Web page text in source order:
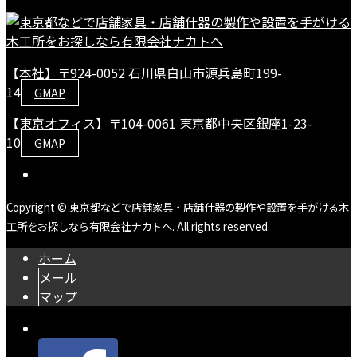
【本社】〒924-0052 石川県白山市源兵島町199-
14
GMAP
【東京オフィス】〒104-0061 東京都中央区銀座1-23-
10
GMAP
Copyright © 東京都などで店舗家具・店舗什器の製作や設置を手がける木
工所をお探しなら有限会社ナカトへ. All rights reserved.
ホーム
メール
マップ